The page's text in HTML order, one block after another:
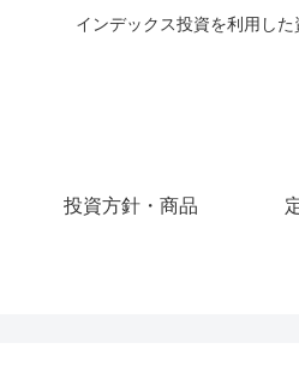
インデックス投資を利用し
投資方針・商品